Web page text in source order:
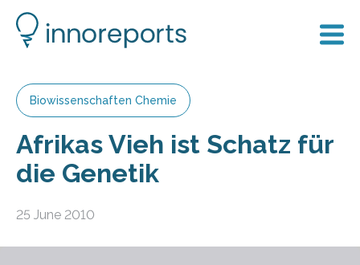
Biowissenschaften Chemie
Afrikas Vieh ist Schatz für
die Genetik
25 June 2010